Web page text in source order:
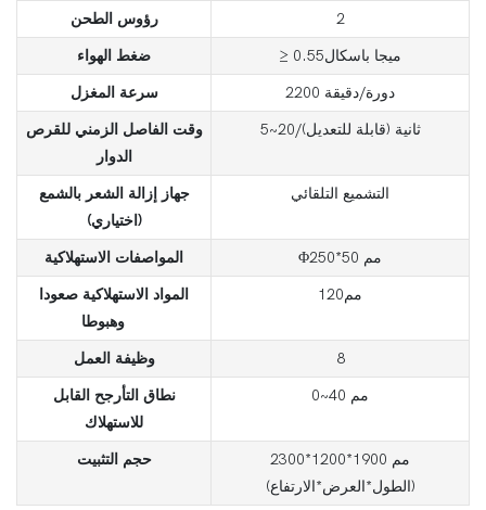
رؤوس الطحن
2
ضغط الهواء
≥ ميجا باسكال0.55
سرعة المغزل
2200 دورة/دقيقة
وقت الفاصل الزمني للقرص
الدوار
5~20/ثانية (قابلة للتعديل)
جهاز إزالة الشعر بالشمع
(اختياري)
التشميع التلقائي
المواصفات الاستهلاكية
Φ250*50 مم
المواد الاستهلاكية صعودا
مم120
وظيفة العمل
8
نطاق التأرجح القابل
للاستهلاك
0~40 مم
حجم التثبيت
2300*1200*1900 مم
(الطول*العرض*الارتفاع)